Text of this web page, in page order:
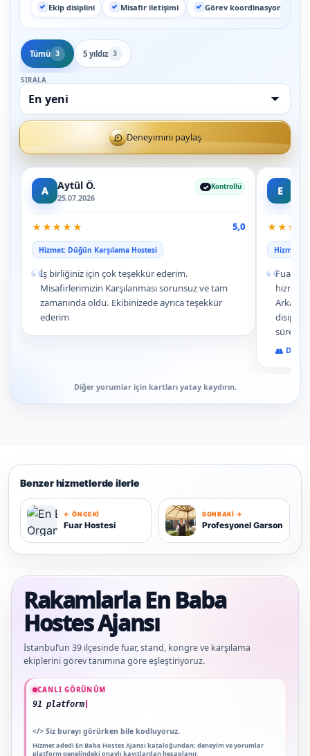
Ekip disiplini Misafir iletişimi Görev koordinasyonu
Tümü 3 5 yıldız 3
SIRALA
Deneyimini paylaş
A Aytül Ö.
25.07.2026
Kontrollü
★★★★★ 5,0
Hizmet: Düğün Karşılama Hostesi
“İş birliğiniz için çok teşekkür ederim.
Misafirlerimizin Karşılanması sorunsuz ve tam
zamanında oldu. Ekibinizede ayrıca teşekkür
ederim
E
★★★
Hizmet:
“Fuar
Diğer yorumlar için kartları yatay kaydırın.
Benzer hizmetlerde ilerle
F
← ÖNCEKI
Fuar Hostesi P
SONRAKI →
Profesyonel Garson
Rakamlarla En Baba
Hostes Ajansı
İstanbul’un 39 ilçesinde fuar, stand, kongre ve karşılama
ekiplerini görev tanımına göre eşleştiriyoruz.
CANLI GÖRÜNÜM
91 platform genelinde onaylı yorum
</> Siz burayı görürken bile kodluyoruz.
Hizmet adedi En Baba Hostes Ajansı kataloğundan; deneyim ve yorumlar
platform genelindeki onaylı kayıtlardan hesaplanır.
Güncel veriler: 1.291+ En Baba ağı hizmet deneyimi; 91 platform genelinde